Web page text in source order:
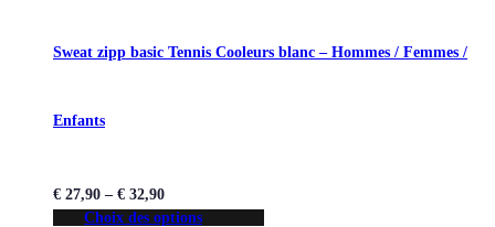
Sweat zipp basic Tennis Cooleurs blanc – Hommes / Femmes /
Enfants
€ 27,90 – € 32,90
Choix des options